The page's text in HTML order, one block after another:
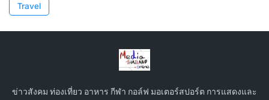
Travel
ข่าวสังคม ท่องเที่ยว อาหาร กีฬา กอล์ฟ มอเตอร์สปอร์ต การแสดงและ